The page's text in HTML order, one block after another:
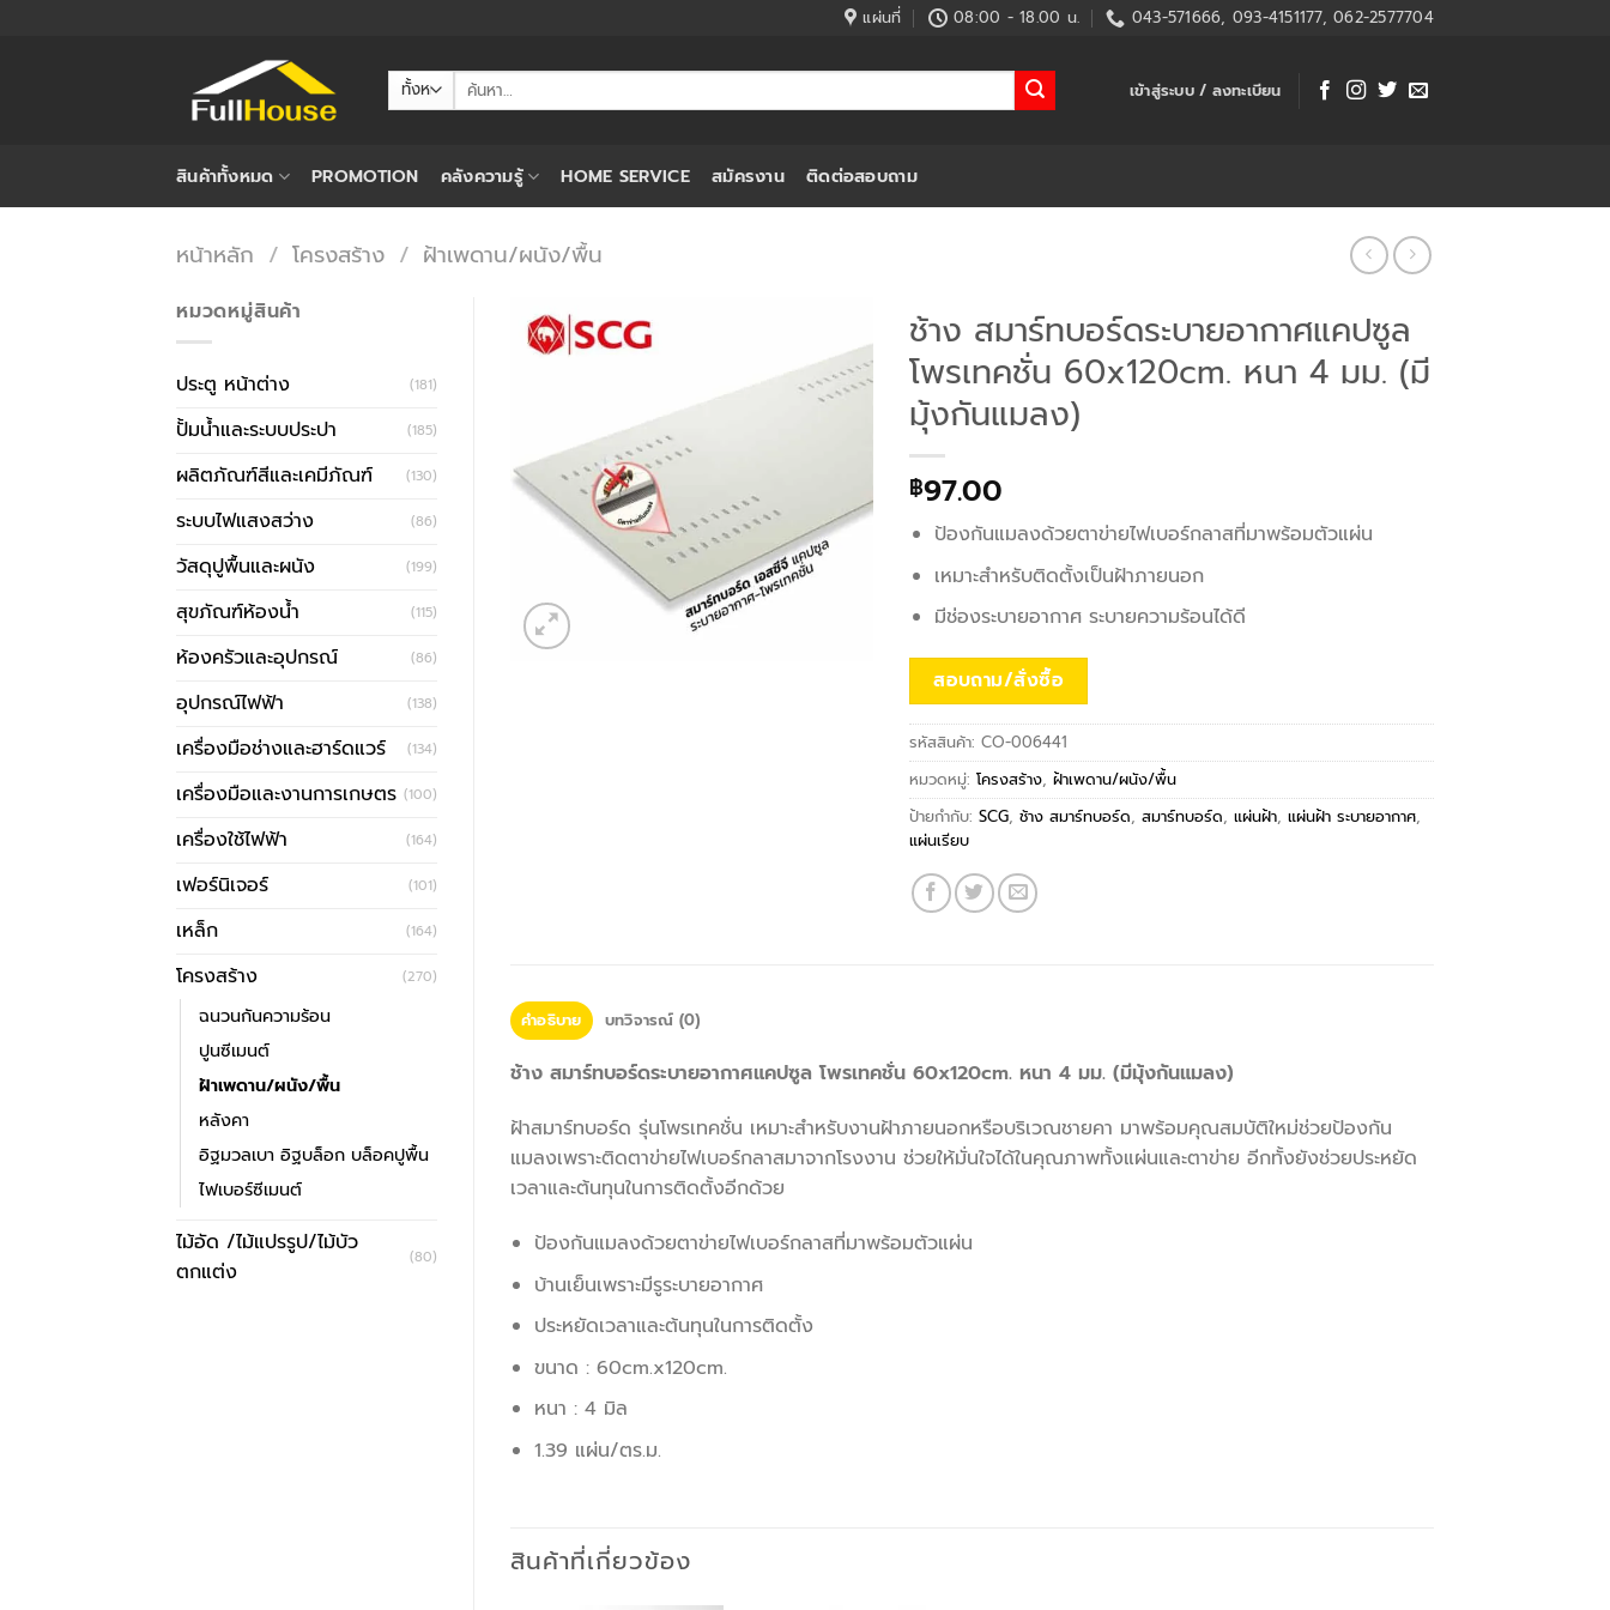
แผ่นที่ 08:00 - 18.00 น. 043-571666, 093-4151177, 062-2577704
ค้นหา: เข้าสู่ระบบ / ลงทะเบียน
สินค้าทั้งหมด PROMOTION คลังความรู้ HOME SERVICE สมัครงาน ติดต่อสอบถาม
หน้าหลัก / โครงสร้าง / ฝ้าเพดาน/ผนัง/พื้น
หมวดหมู่สินค้า
ประตู หน้าต่าง (181)
ปั้มน้ำและระบบประปา (185)
ผลิตภัณฑ์สีและเคมีภัณฑ์ (130)
ระบบไฟแสงสว่าง (86)
วัสดุปูพื้นและผนัง (199)
สุขภัณฑ์ห้องน้ำ (115)
ห้องครัวและอุปกรณ์ (86)
อุปกรณ์ไฟฟ้า (138)
เครื่องมือช่างและฮาร์ดแวร์ (134)
เครื่องมือและงานการเกษตร (100)
เครื่องใช้ไฟฟ้า (164)
เฟอร์นิเจอร์ (101)
เหล็ก (164)
โครงสร้าง (270)
ฉนวนกันความร้อน
ปูนซีเมนต์
ฝ้าเพดาน/ผนัง/พื้น
หลังคา
อิฐมวลเบา อิฐบล็อก บล็อคปูพื้น
ไฟเบอร์ซีเมนต์
ไม้อัด /ไม้แปรรูป/ไม้บัว
ตกแต่ง
(80)
ช้าง สมาร์ทบอร์ดระบายอากาศแคปซูล
โพรเทคชั่น 60x120cm. หนา 4 มม. (มี
มุ้งกันแมลง)
฿97.00
ป้องกันแมลงด้วยตาข่ายไฟเบอร์กลาสที่มาพร้อมตัวแผ่น
เหมาะสำหรับติดตั้งเป็นฝ้าภายนอก
มีช่องระบายอากาศ ระบายความร้อนได้ดี
สอบถาม/สั่งซื้อ
รหัสสินค้า:CO-006441
หมวดหมู่:โครงสร้าง,ฝ้าเพดาน/ผนัง/พื้น
ป้ายกำกับ:SCG,ช้าง สมาร์ทบอร์ด,สมาร์ทบอร์ด,แผ่นฝ้า,แผ่นฝ้า ระบายอากาศ,
แผ่นเรียบ
คำอธิบาย บทวิจารณ์ (0)
ช้าง สมาร์ทบอร์ดระบายอากาศแคปซูล โพรเทคชั่น 60x120cm. หนา 4 มม. (มีมุ้งกันแมลง)
ฝ้าสมาร์ทบอร์ด รุ่นโพรเทคชั่น เหมาะสำหรับงานฝ้าภายนอกหรือบริเวณชายคา มาพร้อมคุณสมบัติใหม่ช่วยป้องกัน
แมลงเพราะติดตาข่ายไฟเบอร์กลาสมาจากโรงงาน ช่วยให้มั่นใจได้ในคุณภาพทั้งแผ่นและตาข่าย อีกทั้งยังช่วยประหยัด
เวลาและต้นทุนในการติดตั้งอีกด้วย
ป้องกันแมลงด้วยตาข่ายไฟเบอร์กลาสที่มาพร้อมตัวแผ่น
บ้านเย็นเพราะมีรูระบายอากาศ
ประหยัดเวลาและต้นทุนในการติดตั้ง
ขนาด : 60cm.x120cm.
หนา : 4 มิล
1.39 แผ่น/ตร.ม.
สินค้าที่เกี่ยวข้อง